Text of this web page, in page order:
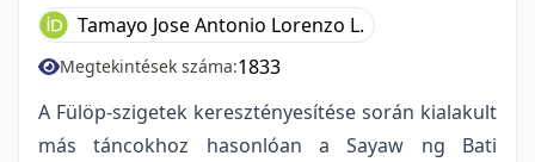
Tamayo Jose Antonio Lorenzo L.
Megtekintések száma:1833
A Fülöp-szigetek keresztényesítése során kialakult
más táncokhoz hasonlóan a Sayaw ng Bati